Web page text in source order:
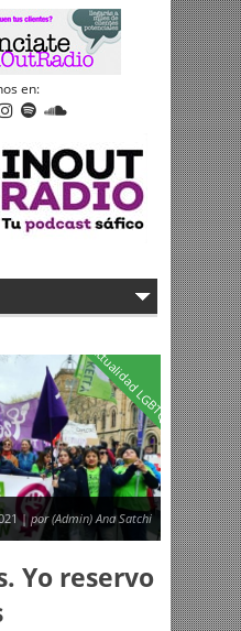
en:
Actualidad LGBTQI
| por (Admin) Ana Satchi
Yo reservo